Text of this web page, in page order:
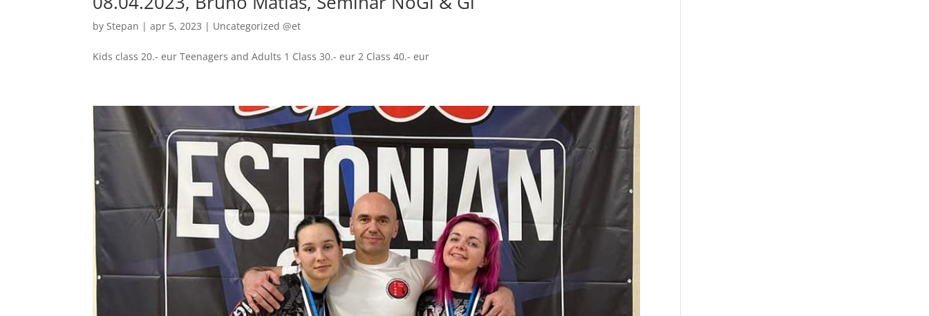
byStepan |apr 5, 2023 | Uncategorized @et
Kids class 20.- eur Teenagers and Adults 1 Class 30.- eur 2 Class 40.- eur